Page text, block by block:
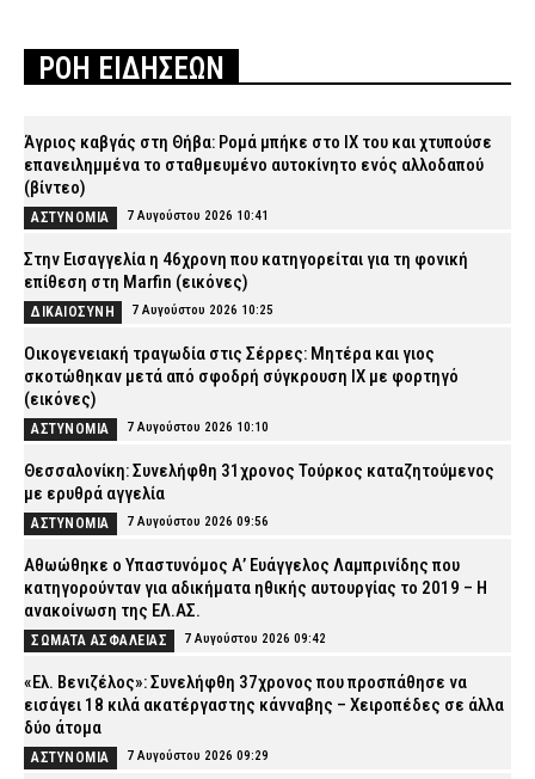
ΡΟΗ ΕΙΔΗΣΕΩΝ
Άγριος καβγάς στη Θήβα: Ρομά μπήκε στο ΙΧ του και χτυπούσε
επανειλημμένα το σταθμευμένο αυτοκίνητο ενός αλλοδαπού
(βίντεο)
ΑΣΤΥΝΟΜΙΑ 7 Αυγούστου 2026 10:41
Στην Εισαγγελία η 46χρονη που κατηγορείται για τη φονική
επίθεση στη Marfin (εικόνες)
ΔΙΚΑΙΟΣΥΝΗ 7 Αυγούστου 2026 10:25
Οικογενειακή τραγωδία στις Σέρρες: Μητέρα και γιος
σκοτώθηκαν μετά από σφοδρή σύγκρουση ΙΧ με φορτηγό
(εικόνες)
ΑΣΤΥΝΟΜΙΑ 7 Αυγούστου 2026 10:10
Θεσσαλονίκη: Συνελήφθη 31χρονος Τούρκος καταζητούμενος
με ερυθρά αγγελία
ΑΣΤΥΝΟΜΙΑ 7 Αυγούστου 2026 09:56
Αθωώθηκε ο Υπαστυνόμος Α’ Ευάγγελος Λαμπρινίδης που
κατηγορούνταν για αδικήματα ηθικής αυτουργίας το 2019 – Η
ανακοίνωση της ΕΛ.ΑΣ.
ΣΩΜΑΤΑ ΑΣΦΑΛΕΙΑΣ 7 Αυγούστου 2026 09:42
«Ελ. Βενιζέλος»: Συνελήφθη 37χρονος που προσπάθησε να
εισάγει 18 κιλά ακατέργαστης κάνναβης – Χειροπέδες σε άλλα
δύο άτομα
ΑΣΤΥΝΟΜΙΑ 7 Αυγούστου 2026 09:29